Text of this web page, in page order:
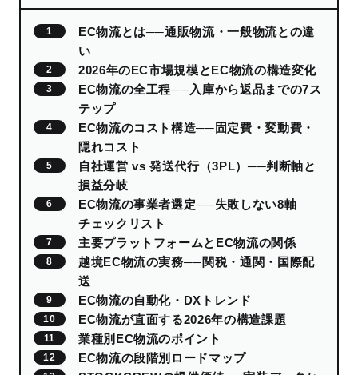
EC物流とは──通販物流・一般物流との違
い
2026年のEC市場規模とEC物流の構造変化
EC物流の全工程──入庫から返品までの7ス
テップ
EC物流のコスト構造──固定費・変動費・
隠れコスト
自社運営 vs 発送代行（3PL）──判断軸と
損益分岐
EC物流の事業者選定──失敗しない8軸
チェックリスト
主要プラットフォームとEC物流の関係
越境EC物流の実務──関税・通関・国際配
送
EC物流の自動化・DXトレンド
EC物流が直面する2026年の構造課題
業種別EC物流のポイント
EC物流の段階別ロードマップ